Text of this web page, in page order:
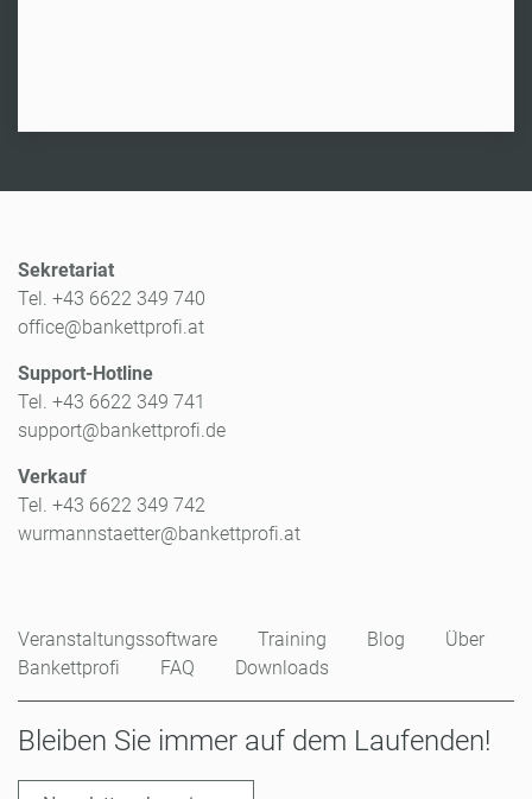
Sekretariat
Tel. +43 6622 349 740
office@bankettprofi.at
Support-Hotline
Tel. +43 6622 349 741
support@bankettprofi.de
Verkauf
Tel. +43 6622 349 742
wurmannstaetter@bankettprofi.at
Veranstaltungssoftware Training Blog
Über
Bankettprofi
FAQ Downloads
Bleiben Sie immer auf dem Laufenden!